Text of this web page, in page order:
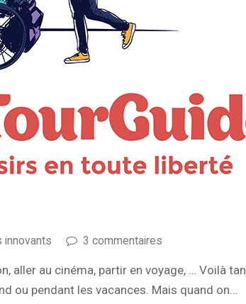
innovants 3 commentaires
aller au cinéma, partir en voyage, … Voilà
ou pendant les vacances. Mais quand on…